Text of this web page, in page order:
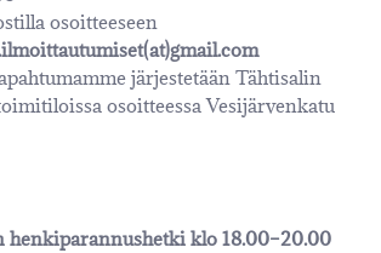
osoitteeseen
järjestetään Tähtisalin
osoitteessa Vesijärvenkatu
henkiparannushetki klo 18.00–20.00